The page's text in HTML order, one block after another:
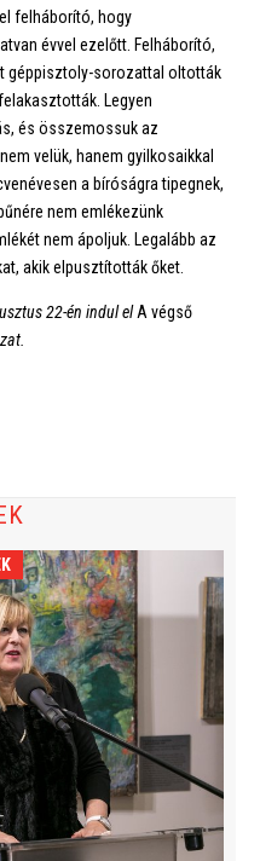
felháborító, hogy
évvel ezelőtt. Felháborító,
géppisztoly-sorozattal oltották
Legyen
és összemossuk az
velük, hanem gyilkosaikkal
a bíróságra tipegnek,
nem emlékezünk
nem ápoljuk. Legalább az
akik elpusztították őket.
22-én indul elA végső